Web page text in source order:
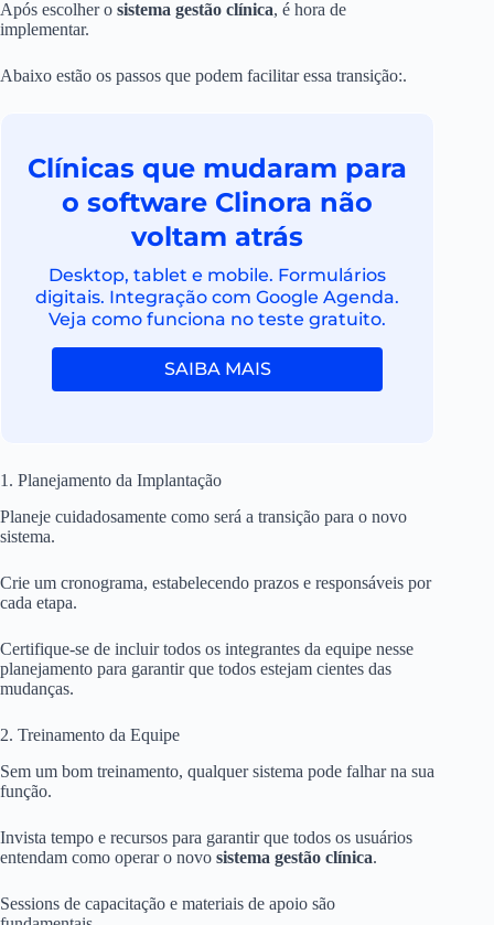
Após escolher o sistema gestão clínica, é hora de
implementar.
Abaixo estão os passos que podem facilitar essa transição:.
Clínicas que mudaram para
o software Clinora não
voltam atrás
Desktop, tablet e mobile. Formulários
digitais. Integração com Google Agenda.
Veja como funciona no teste gratuito.
SAIBA MAIS
1. Planejamento da Implantação
Planeje cuidadosamente como será a transição para o novo
sistema.
Crie um cronograma, estabelecendo prazos e responsáveis por
cada etapa.
Certifique-se de incluir todos os integrantes da equipe nesse
planejamento para garantir que todos estejam cientes das
mudanças.
2. Treinamento da Equipe
Sem um bom treinamento, qualquer sistema pode falhar na sua
função.
Invista tempo e recursos para garantir que todos os usuários
entendam como operar o novo sistema gestão clínica.
Sessions de capacitação e materiais de apoio são